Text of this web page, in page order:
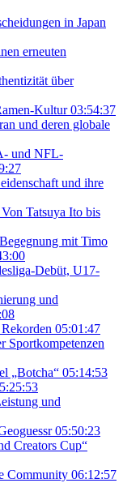
in Japan
erneuten
über
Kultur 03:54:37
und deren globale
und NFL-
und ihre
Tatsuya Ito bis
mit Timo
Debüt, U17-
und
05:01:47
Sportkompetenzen
„Botcha“ 05:14:53
und
05:50:23
Creators Cup“
Community 06:12:57